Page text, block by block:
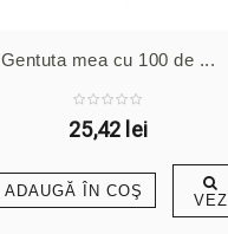
Gentuta mea cu 100 de ...
25,42 lei
ADAUGĂ ÎN COŞ VEZI